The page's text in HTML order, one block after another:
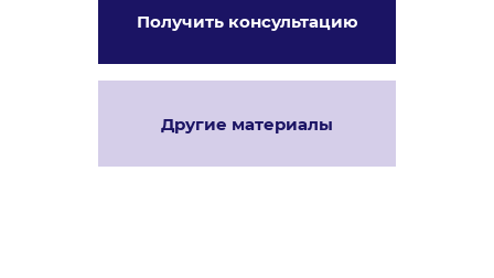
Получить консультацию
Другие материалы